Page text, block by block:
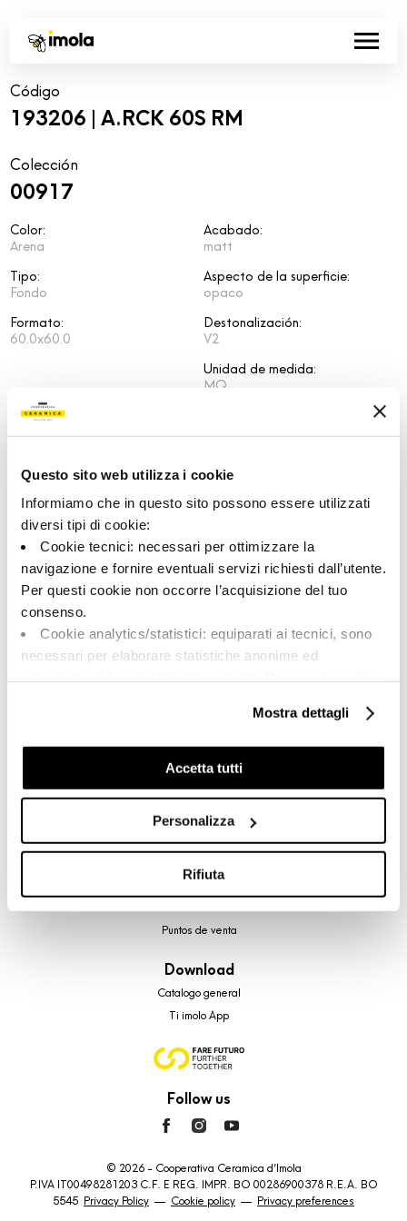
Questo sito web utilizza i cookie
Informiamo che in questo sito possono essere utilizzati
diversi tipi di cookie:
Cookie tecnici: necessari per ottimizzare la
navigazione e fornire eventuali servizi richiesti dall’utente.
Per questi cookie non occorre l’acquisizione del tuo
consenso.
Cookie analytics/statistici: equiparati ai tecnici, sono
necessari per elaborare statistiche anonime ed
Cookie di profilazione/marketing: sono utilizzati, solo
previo tuo consenso, per esaminare le tue abitudini di
navigazione e mostrarti quindi avvisi pubblicitari mirati, in
linea con le tue preferenze.
cookie di profilazione, selezionando uno dei bottoni sotto
riportati. Puoi avere maggiori dettagli visionando
l’Informativa estesa cookie. La chiusura del presente
banner comporterà il permanere dei soli cookie tecnici ed
comunque modificare le tue scelte in qualsiasi momento,
accedendo al link presente nel footer.
Mostra dettagli
Accetta tutti
Personalizza
Rifiuta
Código
193206 | A.RCK 60S RM
Colección
00917
Color:
Arena
Tipo:
Fondo
Formato:
60.0x60.0
Acabado:
matt
Aspecto de la superficie:
opaco
Destonalización:
V2
Unidad de medida:
MQ
Share:
A brand of Cooperativa Ceramica d’Imola
Tel: +39 0542 601601
Imola
Brand
Colecciones
Puntos de venta
Download
Catalogo general
Ti imolo App
Follow us
© 2026 - Cooperativa Ceramica d’Imola
P.IVA IT00498281203 C.F. E REG. IMPR. BO 00286900378 R.E.A. BO
5545 Privacy Policy — Cookie policy — Privacy preferences